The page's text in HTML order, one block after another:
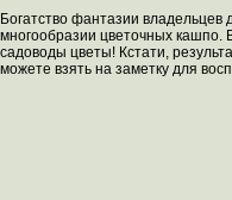
Богатство фантазии владельцев
многообразии цветочных кашпо.
садоводы цветы! Кстати,
можете взять на заметку для